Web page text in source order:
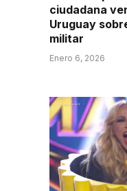
ciudadana
Uruguay
militar
Enero 6, 2026